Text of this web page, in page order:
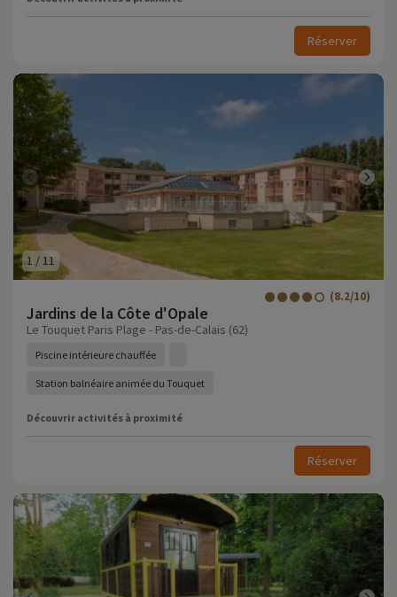
Réserver
1 /11
Jardins de la Côte d'Opale
(8.2/10)
Le Touquet Paris Plage - Pas-de-Calais (62)
Piscine intérieure chauffée
Station balnéaire animée du Touquet
Découvrir activités à proximité
Réserver